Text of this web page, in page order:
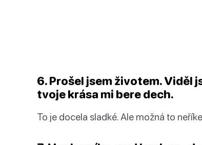
6. Prošel jsem životem. Viděl
tvoje krása mi bere dech.
To je docela sladké. Ale možná to